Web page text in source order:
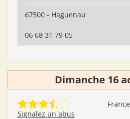
67500 - Haguenau
06 68 31 79 05
Dimanche 16
France
Signalez un abus